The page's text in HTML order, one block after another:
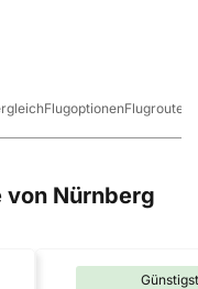
FlugoptionenFlugrouten
von Nürnberg